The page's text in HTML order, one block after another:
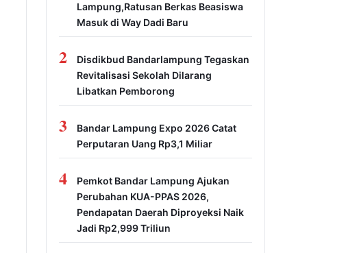
Lampung,Ratusan Berkas Beasiswa
Masuk di Way Dadi Baru
2
Disdikbud Bandarlampung Tegaskan
Revitalisasi Sekolah Dilarang
Libatkan Pemborong
3
Bandar Lampung Expo 2026 Catat
Perputaran Uang Rp3,1 Miliar
4
Pemkot Bandar Lampung Ajukan
Perubahan KUA-PPAS 2026,
Pendapatan Daerah Diproyeksi Naik
Jadi Rp2,999 Triliun